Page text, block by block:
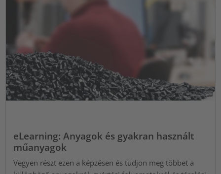
eLearning: Anyagok és gyakran használt
műanyagok
Vegyen részt ezen a képzésen és tudjon meg többet a